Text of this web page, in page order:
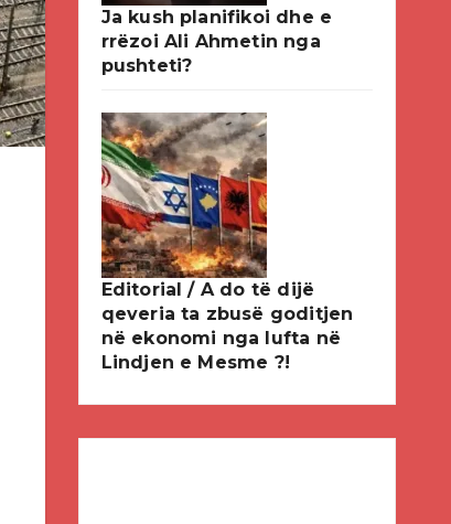
Ja kush planifikoi dhe e
rrëzoi Ali Ahmetin nga
pushteti?
Editorial / A do të dijë
qeveria ta zbusë goditjen
në ekonomi nga lufta në
Lindjen e Mesme ?!